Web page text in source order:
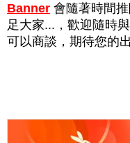
Banner 會隨著時間
足大家...，歡迎隨時
可以商談，期待您的